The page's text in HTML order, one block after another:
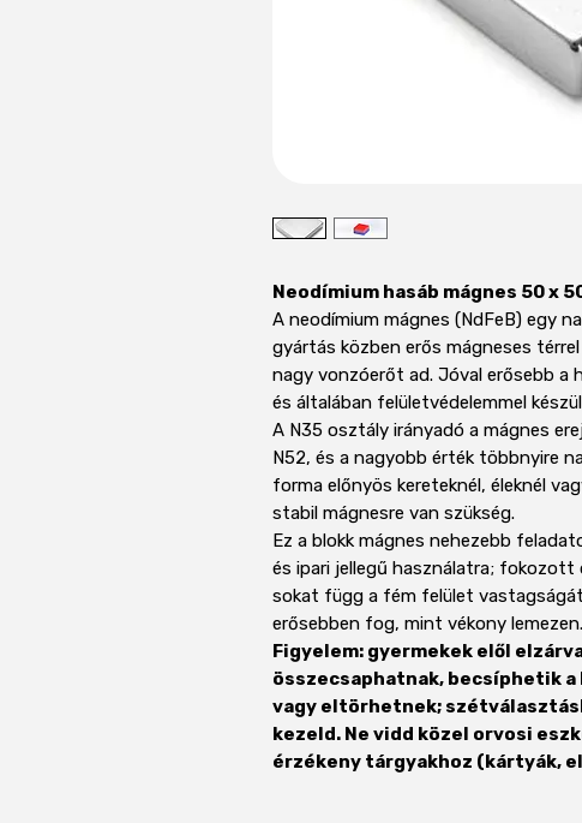
Neodímium hasáb mágnes 50 x
A neodímium mágnes (NdFeB) egy
gyártás közben erős mágneses
nagy vonzóerőt ad. Jóval erősebb a
és általában felületvédelemmel
A N35 osztály irányadó a mágnes
N52, és a nagyobb érték többnyire
forma előnyös kereteknél, éleknél
stabil mágnesre van szükség.
Ez a blokk mágnes nehezebb
és ipari jellegű használatra; fokozott
sokat függ a fém felület
erősebben fog, mint vékony lemezen.
Figyelem: gyermekek elől
összecsaphatnak, becsíphetik
vagy eltörhetnek;
kezeld. Ne vidd közel orvosi
érzékeny tárgyakhoz (kártyák,